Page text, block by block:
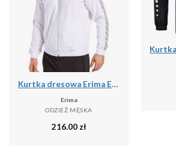
Kurtka dresowa Erima Essential Team
Erima
ODZIEŻ MĘSKA
216.00zł